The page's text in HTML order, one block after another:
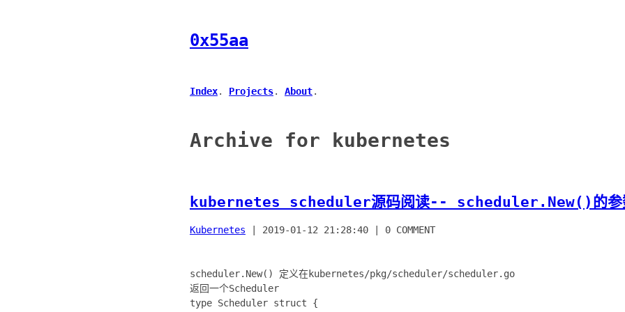
0x55aa
Index. Projects. About.
Archive for kubernetes
kubernetes scheduler源码阅读-- scheduler.New()的参
Kubernetes 2019-01-12 21:28:40 0 COMMENT
scheduler.New() 定义在kubernetes/pkg/scheduler/scheduler.go
返回一个Scheduler
type Scheduler struct {